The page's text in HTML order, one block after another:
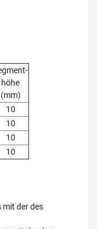
höhe
(mm)
10
10
10
10
mit der des